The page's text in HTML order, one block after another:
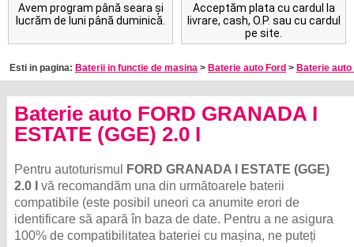
Avem program până seara și
lucrăm de luni până duminică.
Acceptăm plata cu cardul la
livrare, cash, O.P. sau cu cardul
pe site.
Esti in pagina: Baterii in functie de masina > Baterie auto Ford > Baterie auto
Baterie auto FORD GRANADA I
ESTATE (GGE) 2.0 I
Pentru autoturismul
FORD GRANADA I ESTATE (GGE)
2.0 I
vă recomandăm una din următoarele baterii
compatibile (este posibil uneori ca anumite erori de
identificare să apară în baza de date. Pentru a ne asigura
100% de compatibilitatea bateriei cu mașina, ne puteți